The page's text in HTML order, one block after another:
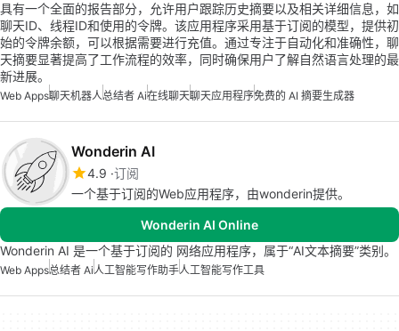
具有一个全面的报告部分，允许用户跟踪历史摘要以及相关详细信息，如
聊天ID、线程ID和使用的令牌。该应用程序采用基于订阅的模型，提供初
始的令牌余额，可以根据需要进行充值。通过专注于自动化和准确性，聊
天摘要显著提高了工作流程的效率，同时确保用户了解自然语言处理的最
新进展。
Web Apps聊天机器人总结者 Ai在线聊天聊天应用程序免费的 AI 摘要生成器
Wonderin AI
4.9 订阅
一个基于订阅的Web应用程序，由wonderin提供。
Wonderin AI Online
Wonderin AI 是一个基于订阅的 网络应用程序，属于“AI文本摘要”类别。
Web Apps总结者 Ai人工智能写作助手人工智能写作工具